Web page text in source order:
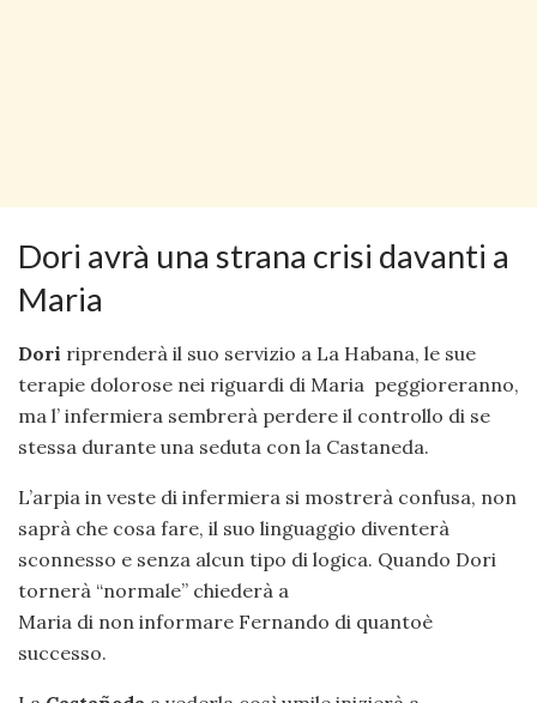
Dori avrà una strana crisi davanti a
Maria
Dori riprenderà il suo servizio a La Habana, le sue
terapie dolorose nei riguardi di Maria peggioreranno,
ma l’ infermiera sembrerà perdere il controllo di se
stessa durante una seduta con la Castaneda.
L’arpia in veste di infermiera si mostrerà confusa, non
saprà che cosa fare, il suo linguaggio diventerà
sconnesso e senza alcun tipo di logica. Quando Dori
tornerà “normale” chiederà a
Maria di non informare Fernando di quantoè
successo.